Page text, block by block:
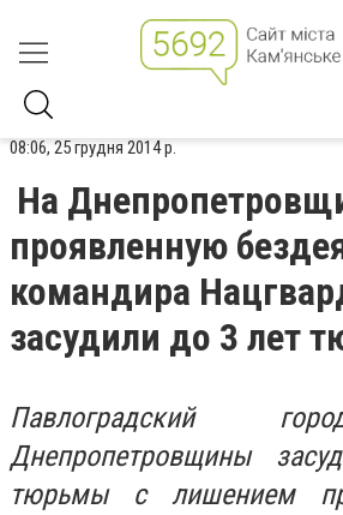
08:06, 25 грудня 2014 р.
На
проявленную
командира
засудили до 3 лет
Павлоградский
Днепропетровщины
тюрьмы с лишением